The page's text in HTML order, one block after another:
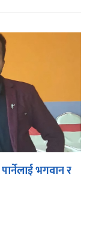
भगवान र